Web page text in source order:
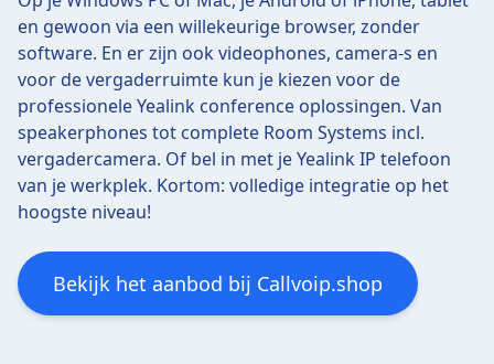
en gewoon via een willekeurige browser, zonder
software. En er zijn ook videophones, camera-s en
voor de vergaderruimte kun je kiezen voor de
professionele Yealink conference oplossingen. Van
speakerphones tot complete Room Systems incl.
vergadercamera. Of bel in met je Yealink IP telefoon
van je werkplek. Kortom: volledige integratie op het
hoogste niveau!
Bekijk het aanbod bij Callvoip.shop